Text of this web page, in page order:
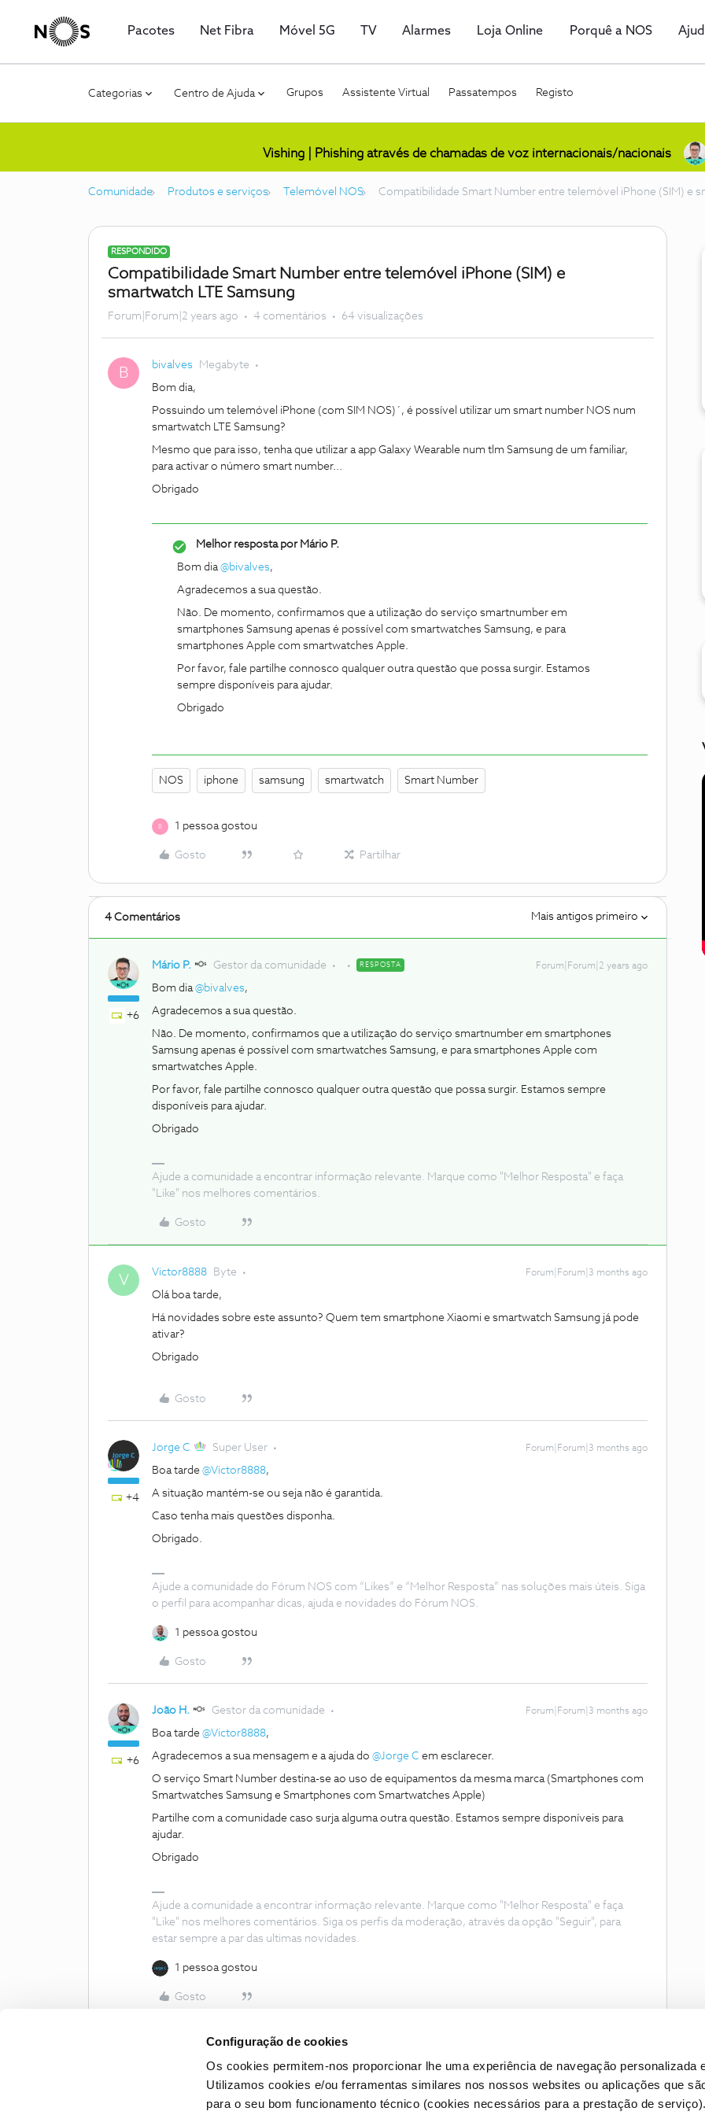
Configuração de cookies
Os cookies permitem-nos proporcionar lhe uma experiência de navegação personalizada
Utilizamos cookies e/ou ferramentas similares nos nossos websites ou aplicações que
para o seu bom funcionamento técnico (cookies necessários para a prestação de serviço).
Pacotes Net Fibra Móvel 5G TV Alarmes Loja Online Porquê a NOS
Categorias Centro de Ajuda Grupos Assistente Virtual Passatempos Registo
Vishing | Phishing através de chamadas de voz internacionais/nacionais
Comunidade Produtos e serviços Telemóvel NOS Compatibilidade Smart Number entre telemóvel iPhone (SIM) e
RESPONDIDO
Compatibilidade Smart Number entre telemóvel iPhone (SIM) e
smartwatch LTE Samsung
Forum|Forum|2 years ago 4 comentários 64 visualizações
B bivalves Megabyte
Bom dia,
Possuindo um telemóvel iPhone (com SIM NOS)´, é possível utilizar um smart number NOS num
smartwatch LTE Samsung?
Mesmo que para isso, tenha que utilizar a app Galaxy Wearable num tlm Samsung de um familiar,
para activar o número smart number...
Obrigado
Melhor resposta porMário P.
Bom dia@bivalves,
Agradecemos a sua questão.
Não. De momento, confirmamos que a utilização do serviço smartnumber em
smartphones Samsung apenas é possível com smartwatches Samsung, e para
smartphones Apple com smartwatches Apple.
Por favor, fale partilhe connosco qualquer outra questão que possa surgir. Estamos
sempre disponíveis para ajudar.
Obrigado
NOS iphone samsung smartwatch Smart Number
B 1 pessoa gostou
Gosto Partilhar
4 Comentários Mais antigos primeiro
+6
Mário P. Gestor da comunidade RESPOSTA Forum|Forum|2 years ago
Bom dia@bivalves,
Agradecemos a sua questão.
Não. De momento, confirmamos que a utilização do serviço smartnumber em smartphones
Samsung apenas é possível com smartwatches Samsung, e para smartphones Apple com
smartwatches Apple.
Por favor, fale partilhe connosco qualquer outra questão que possa surgir. Estamos sempre
disponíveis para ajudar.
Obrigado
Ajude a comunidade a encontrar informação relevante. Marque como "Melhor Resposta" e faça
"Like" nos melhores comentários.
Gosto
V Victor8888 Byte Forum|Forum|3 months ago
Olá boa tarde,
Há novidades sobre este assunto? Quem tem smartphone Xiaomi e smartwatch Samsung já pode
ativar?
Obrigado
Gosto
+4
Jorge C Super User Forum|Forum|3 months ago
Boa tarde ​ @Victor8888,
A situação mantém-se ou seja não é garantida.
Caso tenha mais questões disponha.
Obrigado.
Ajude a comunidade do Fórum NOS com “Likes” e “Melhor Resposta” nas soluções mais úteis. Siga
o perfil para acompanhar dicas, ajuda e novidades do Fórum NOS.
1 pessoa gostou
Gosto
+6
João H. Gestor da comunidade Forum|Forum|3 months ago
Boa tarde ​ @Victor8888,
Agradecemos a sua mensagem e a ajuda do ​ @Jorge C em esclarecer.
O serviço Smart Number destina-se ao uso de equipamentos da mesma marca (Smartphones com
Smartwatches Samsung e Smartphones com Smartwatches Apple)
Partilhe com a comunidade caso surja alguma outra questão. Estamos sempre disponíveis para
ajudar.
Obrigado
Ajude a comunidade a encontrar informação relevante. Marque como "Melhor Resposta" e faça
"Like" nos melhores comentários. Siga os perfis da moderação, através da opção "Seguir", para
estar sempre a par das ultimas novidades.
1 pessoa gostou
Gosto